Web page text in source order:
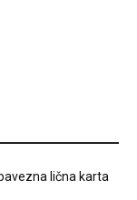
lična karta